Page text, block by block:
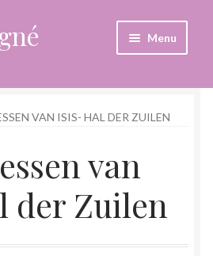
Menu
veranderende tijd
gevoeligheid
VAN ISIS- HAL DER ZUILEN
van
der Zuilen